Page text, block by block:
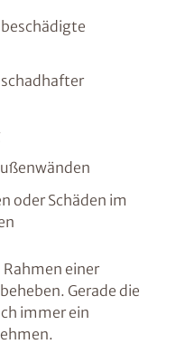
oder Schäden im
Rahmen einer
Gerade die
immer ein